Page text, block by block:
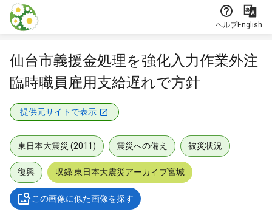
本文に飛ぶ
ヘルプEnglish
仙台市義援金処理を強化入力作業外注
臨時職員雇用支給遅れで方針
提供元サイトで表示
東日本大震災 (2011) 震災への備え 被災状況
復興 収録:東日本大震災アーカイブ宮城
この画像に似た画像を探す